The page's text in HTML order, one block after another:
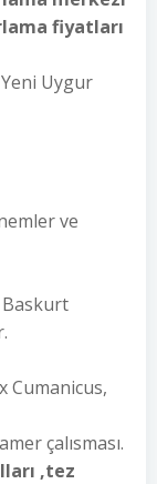
fiyatları
Uygur
ve
Cumanicus,
çalısması.
,tez